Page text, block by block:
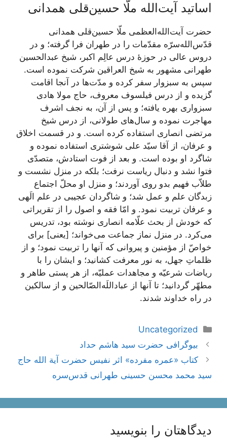
اساتید آیت‌الله ملّا حسین‌قلی همدانی
حضرت آیت‌الله‌العظمی ملّا حسین‌قلی همدانی
قدّس‌الله‌سرّه مقدّمات را در طهران فرا گرفته؛ و در
دروس عالی در حوزۀ درس عالِم اکبر، شیخ عبدالحسین
طهرانی مشهور به شیخ العراقین شرکت نموده است.
سپس به سبزوار سفر کرده و مدّت‌ها در آنجا اقامت
گزیده و از درس فیلسوف معروف، حاج مولا هادی
سبزواری بهره یافته؛ و پس از آن، به نجف اشرف
مهاجرت نموده و سال‌های طولانی، از درس شیخ
مرتضی انصاری استفاده کرده است. و در قسمت اخلاق
و عرفان، از آقا سیّد علی شوشتری استفاده نموده و
شاگرد او بوده است. و بعد از فوت استادش، متصدّی
فتوا نشد و دنبال ریاست نرفت؛ بلکه در منزل نشست و
طلاّب فهیم بدو روی آوردند؛ و منزل او محلّ اجتماع
زبدگان علم و عمل شد؛ و شاگردان عجیبی در علم الَهی
و عرفان تربیت نمود. و امّا فقه و اصول را از تقریراتی
که خودش از بحث علّامه انصاری نوشته بود، تدریس
می‌کرد. در منزل نماز جماعت می‌خواند؛ [یعنی] برای
خواصّ از مؤمنین و پیروانی که آنها را تربیت نمود؛ و از
ظلماتِ جهل، به نور معرفت کشانید؛ و ایشان را با
ریاضات شرعیّه و مجاهدات عملیّه، از هر پستی طاهر و
مطهّر گردانید؛ تا آنها از عباد‌اللَه‌الصّالحین و از سالکین
در راه خداوند شدند.
دسته‌ها
Uncategorized
ناوبری
نوشته‌ها
بیوگرافی حضرت سید هاشم حداد
کتاب «عمره مفرده» اثر نفیس حضرت آیة الله حاج
سید محمد محسن حسینی طهرانی قدس‌سره
دیدگاهتان را بنویسید